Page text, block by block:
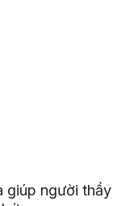
giúp người thầy